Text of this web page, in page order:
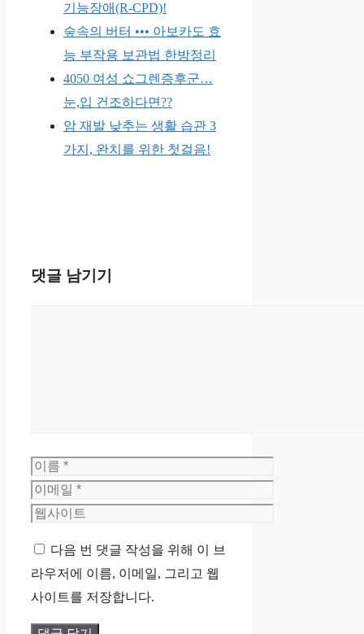
기능장애(R-CPD)!
숲속의 버터 ••• 아보카도 효
능 부작용 보관법 한방정리
4050 여성 쇼그렌증후군…
눈,입 건조하다면??
암 재발 낮추는 생활 습관 3
가지, 완치를 위한 첫걸음!
댓글 남기기
이
름
이
메
웹
트
다음 번 댓글 작성을 위해 이 브
라우저에 이름, 이메일, 그리고 웹
사이트를 저장합니다.